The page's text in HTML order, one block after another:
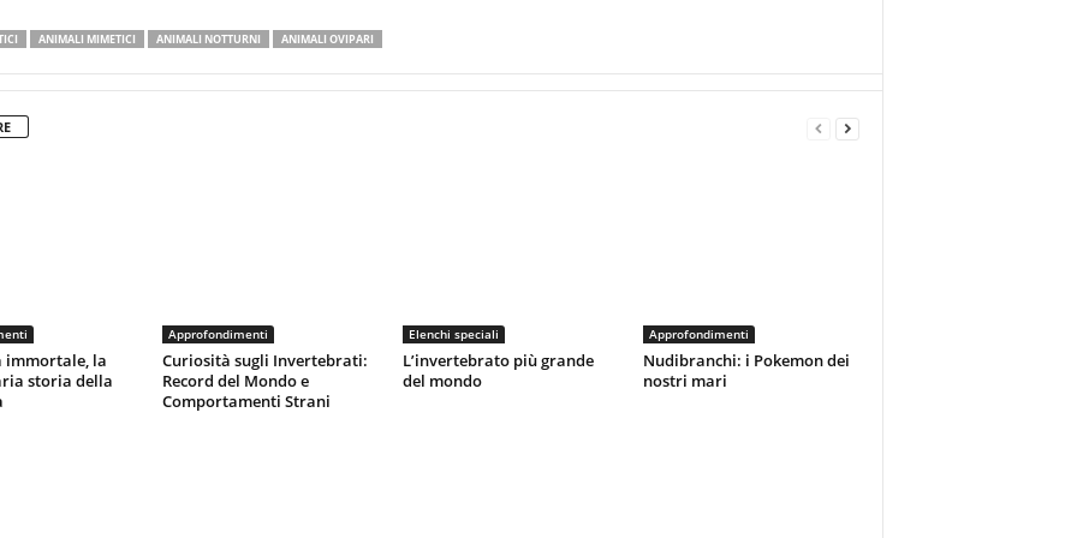
ANIMALI MIMETICI ANIMALI NOTTURNI ANIMALI OVIPARI
immortale, la
storia della
Approfondimenti
Curiosità sugli Invertebrati:
Record del Mondo e
Comportamenti Strani
Elenchi speciali
L’invertebrato più grande
del mondo
Approfondimenti
Nudibranchi: i Pokemon dei
nostri mari